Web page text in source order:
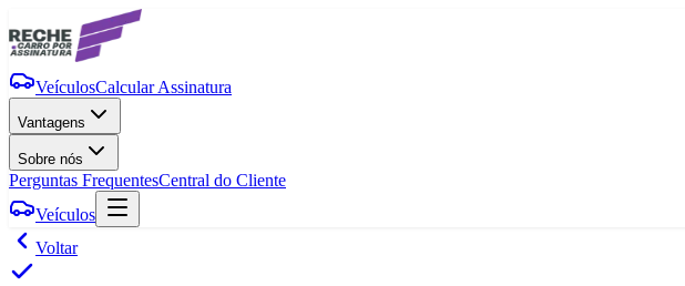
VeículosCalcular Assinatura
Vantagens
Sobre nós
Perguntas FrequentesCentral do Cliente
Veículos
Voltar